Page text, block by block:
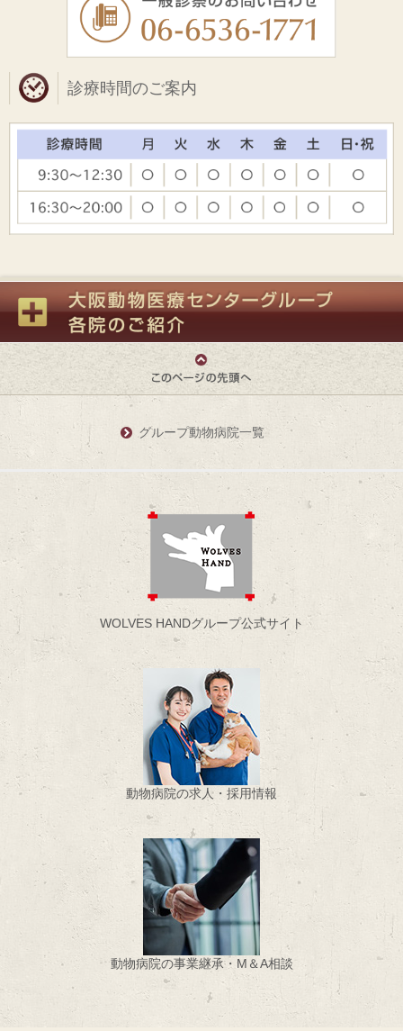
診療時間のご案内
グループ動物病院一覧
WOLVES HANDグループ公式サイト
動物病院の求人・採用情報
動物病院の事業継承・M＆A相談